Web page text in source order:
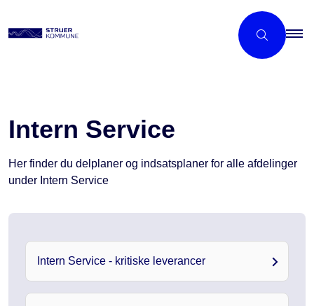
Intern Service
Her finder du delplaner og indsatsplaner for alle afdelinger
under Intern Service
Intern Service - kritiske leverancer